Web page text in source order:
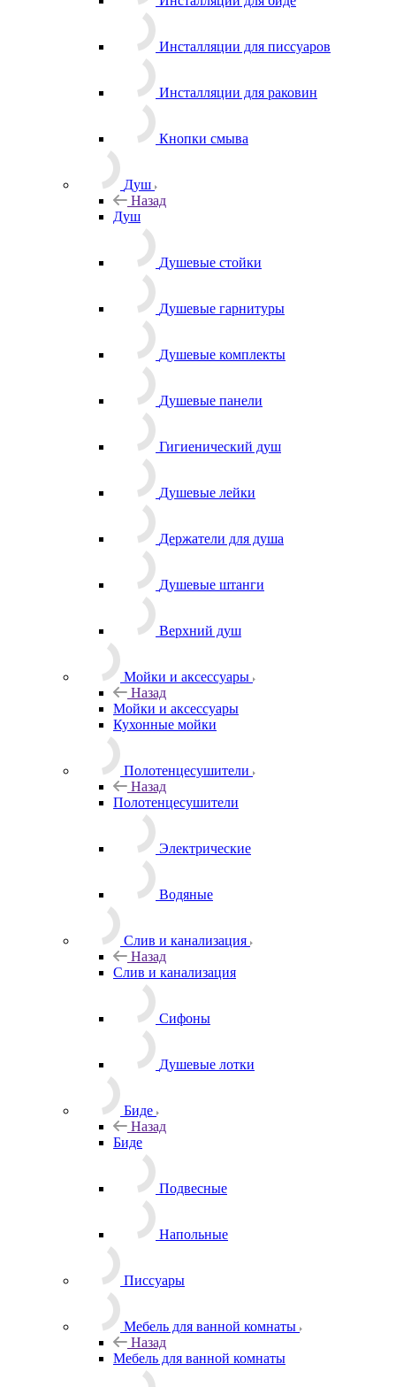
Инсталляции для писсуаров
Инсталляции для раковин
Кнопки смыва
Душ
Назад
Душ
Душевые стойки
Душевые гарнитуры
Душевые комплекты
Душевые панели
Гигиенический душ
Душевые лейки
Держатели для душа
Душевые штанги
Верхний душ
Мойки и аксессуары
Назад
Мойки и аксессуары
Кухонные мойки
Полотенцесушители
Назад
Полотенцесушители
Электрические
Водяные
Слив и канализация
Назад
Слив и канализация
Сифоны
Душевые лотки
Биде
Назад
Биде
Подвесные
Напольные
Писсуары
Мебель для ванной комнаты
Назад
Мебель для ванной комнаты